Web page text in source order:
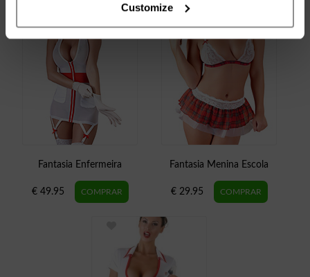
Customize
Fantasia Enfermeira
€ 49.95
Fantasia Menina Escola
€ 29.95